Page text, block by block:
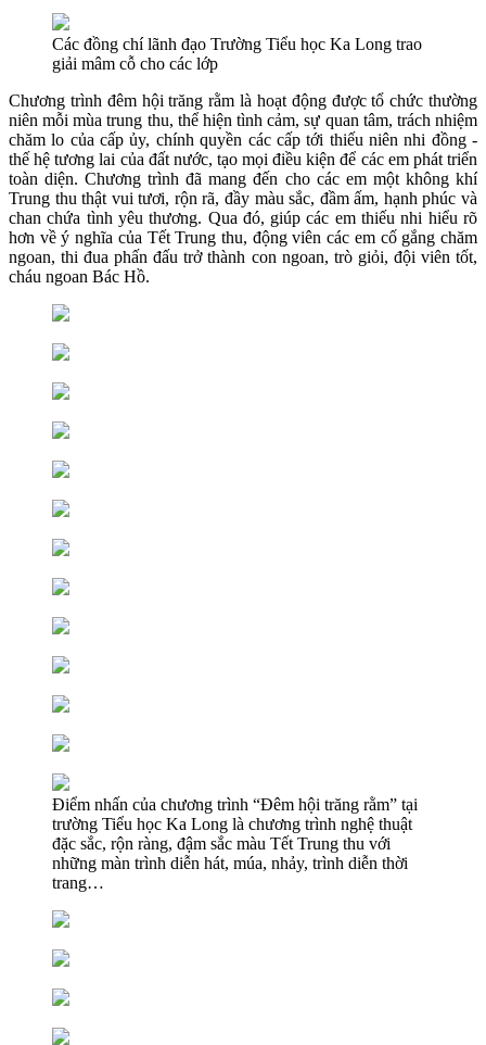
Các đồng chí lãnh đạo Trường Tiểu học Ka Long trao
giải mâm cỗ cho các lớp
Chương trình đêm hội trăng rằm là hoạt động được tổ chức thường
niên mỗi mùa trung thu, thể hiện tình cảm, sự quan tâm, trách nhiệm
chăm lo của cấp ủy, chính quyền các cấp tới thiếu niên nhi đồng -
thế hệ tương lai của đất nước, tạo mọi điều kiện để các em phát triển
toàn diện. Chương trình đã mang đến cho các em một không khí
Trung thu thật vui tươi, rộn rã, đầy màu sắc, đầm ấm, hạnh phúc và
chan chứa tình yêu thương. Qua đó, giúp các em thiếu nhi hiểu rõ
hơn về ý nghĩa của Tết Trung thu, động viên các em cố gắng chăm
ngoan, thi đua phấn đấu trở thành con ngoan, trò giỏi, đội viên tốt,
cháu ngoan Bác Hồ.
Điểm nhấn của chương trình “Đêm hội trăng rằm” tại
trường Tiểu học Ka Long là chương trình nghệ thuật
đặc sắc, rộn ràng, đậm sắc màu Tết Trung thu với
những màn trình diễn hát, múa, nhảy, trình diễn thời
trang…